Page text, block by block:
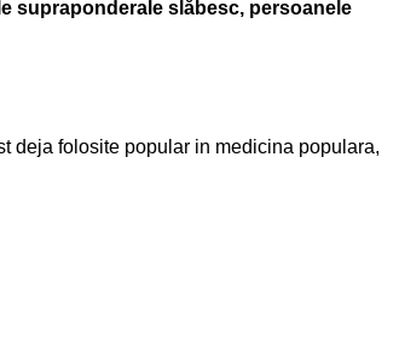
supraponderale slăbesc, persoanele
deja folosite popular in medicina populara,